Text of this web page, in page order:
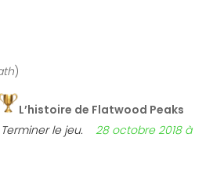
)
L’histoire de Flatwood Peaks
Terminer le jeu.
28 octobre 2018 à